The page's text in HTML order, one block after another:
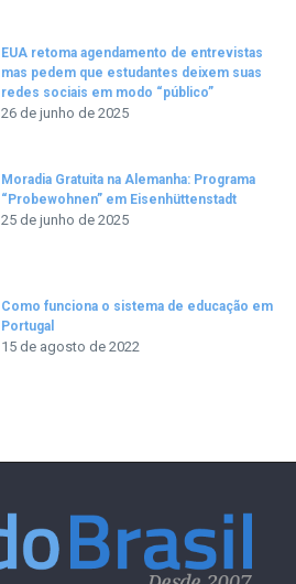
EUA retoma agendamento de entrevistas
mas pedem que estudantes deixem suas
redes sociais em modo “público”
26 de junho de 2025
Moradia Gratuita na Alemanha: Programa
“Probewohnen” em Eisenhüttenstadt
25 de junho de 2025
Como funciona o sistema de educação em
Portugal
15 de agosto de 2022